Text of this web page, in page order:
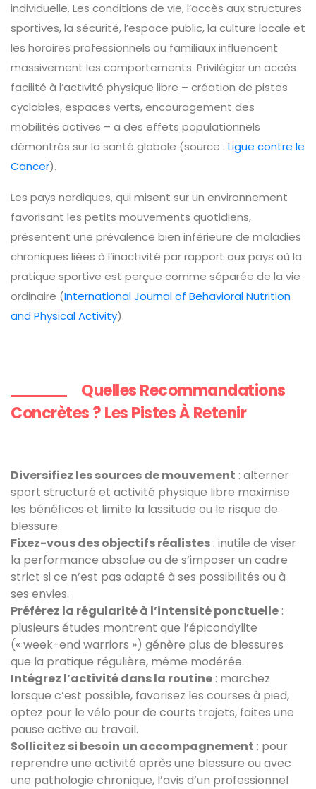
individuelle. Les conditions de vie, l’accès aux structures
sportives, la sécurité, l’espace public, la culture locale et
les horaires professionnels ou familiaux influencent
massivement les comportements. Privilégier un accès
facilité à l’activité physique libre – création de pistes
cyclables, espaces verts, encouragement des
mobilités actives – a des effets populationnels
démontrés sur la santé globale (source : Ligue contre le
Cancer).
Les pays nordiques, qui misent sur un environnement
favorisant les petits mouvements quotidiens,
présentent une prévalence bien inférieure de maladies
chroniques liées à l’inactivité par rapport aux pays où la
pratique sportive est perçue comme séparée de la vie
ordinaire (International Journal of Behavioral Nutrition
and Physical Activity).
Quelles Recommandations
Concrètes ? Les Pistes À Retenir
Diversifiez les sources de mouvement : alterner
sport structuré et activité physique libre maximise
les bénéfices et limite la lassitude ou le risque de
blessure.
Fixez-vous des objectifs réalistes : inutile de viser
la performance absolue ou de s’imposer un cadre
strict si ce n’est pas adapté à ses possibilités ou à
ses envies.
Préférez la régularité à l’intensité ponctuelle :
plusieurs études montrent que l’épicondylite
(« week-end warriors ») génère plus de blessures
que la pratique régulière, même modérée.
Intégrez l’activité dans la routine : marchez
lorsque c’est possible, favorisez les courses à pied,
optez pour le vélo pour de courts trajets, faites une
pause active au travail.
Sollicitez si besoin un accompagnement : pour
reprendre une activité après une blessure ou avec
une pathologie chronique, l’avis d’un professionnel